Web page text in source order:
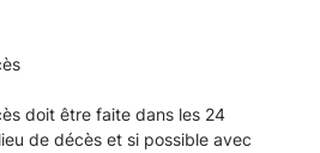
doit être faite dans les 24
de décès et si possible avec